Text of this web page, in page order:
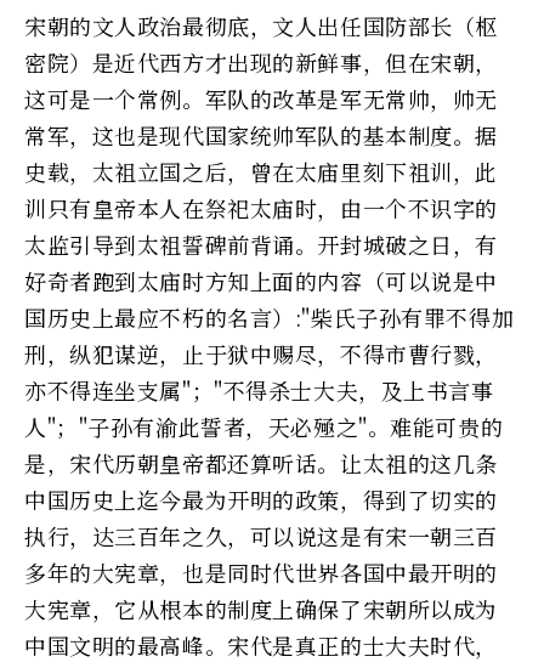
宋朝的文人政治最彻底，文人出任国防部长（枢
密院）是近代西方才出现的新鲜事，但在宋朝，
这可是一个常例。军队的改革是军无常帅，帅无
常军，这也是现代国家统帅军队的基本制度。据
史载，太祖立国之后，曾在太庙里刻下祖训，此
训只有皇帝本人在祭祀太庙时，由一个不识字的
太监引导到太祖誓碑前背诵。开封城破之日，有
好奇者跑到太庙时方知上面的内容（可以说是中
国历史上最应不朽的名言）:"柴氏子孙有罪不得加
刑，纵犯谋逆，止于狱中赐尽，不得市曹行戮，
亦不得连坐支属"；"不得杀士大夫，及上书言事
人"；"子孙有渝此誓者，天必殛之"。难能可贵的
是，宋代历朝皇帝都还算听话。让太祖的这几条
中国历史上迄今最为开明的政策，得到了切实的
执行，达三百年之久，可以说这是有宋一朝三百
多年的大宪章，也是同时代世界各国中最开明的
大宪章，它从根本的制度上确保了宋朝所以成为
中国文明的最高峰。宋代是真正的士大夫时代，